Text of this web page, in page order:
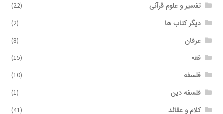
تفسیر و علوم قرآنی (22)
دیگر کتاب ها (2)
عرفان (8)
فقه (15)
فلسفه (10)
فلسفه دین (1)
کلام و عقائد (41)